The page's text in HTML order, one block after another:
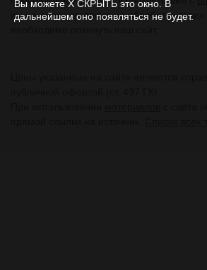
вы не даете согласия на обработку
Вы можете Х СКРЫТЬ это окно. В
дальнейшем оно появляться не будет.